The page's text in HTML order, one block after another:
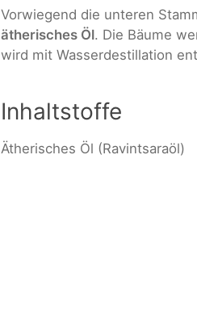
Vorwiegend die unteren
ätherisches Öl. Die Bäume
wird mit Wasserdestillation
Inhaltstoffe
Ätherisches Öl (Ravintsaraöl)